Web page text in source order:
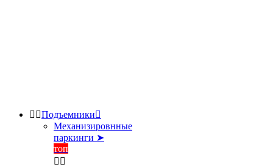
 Подъемники
Механизировнные
паркинги ➤
топ
 